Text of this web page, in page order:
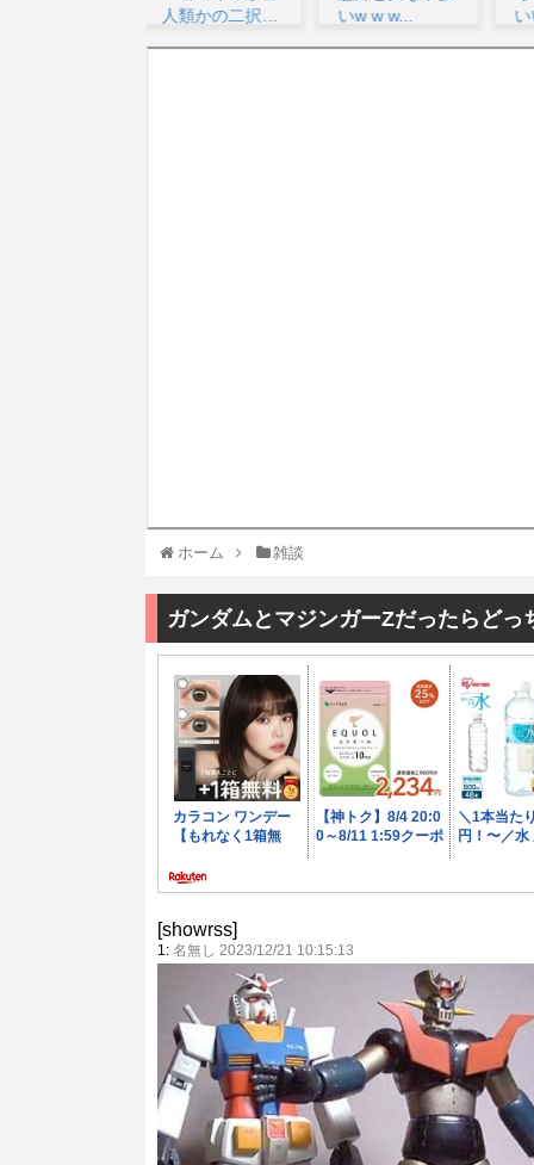
いい！Real S...
いw w w...
ホーム 雑談
ガンダムとマジンガーΖだったらどっ
[showrss]
1: 名無し 2023/12/21 10:15:13